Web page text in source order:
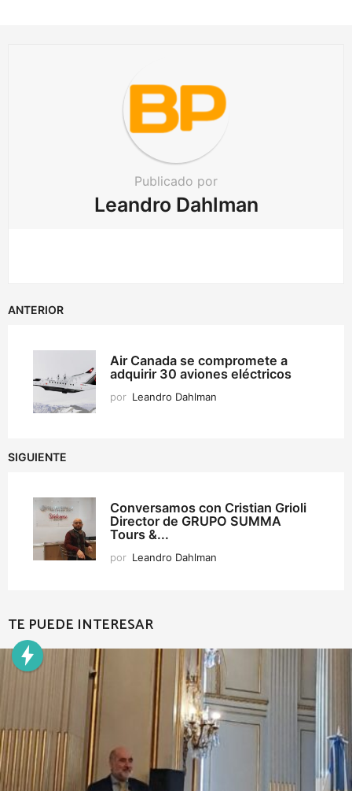
Publicado por
Leandro Dahlman
ANTERIOR
Air Canada se compromete a
adquirir 30 aviones eléctricos
por Leandro Dahlman
SIGUIENTE
Conversamos con Cristian Grioli
Director de GRUPO SUMMA
Tours &...
por Leandro Dahlman
TE PUEDE INTERESAR